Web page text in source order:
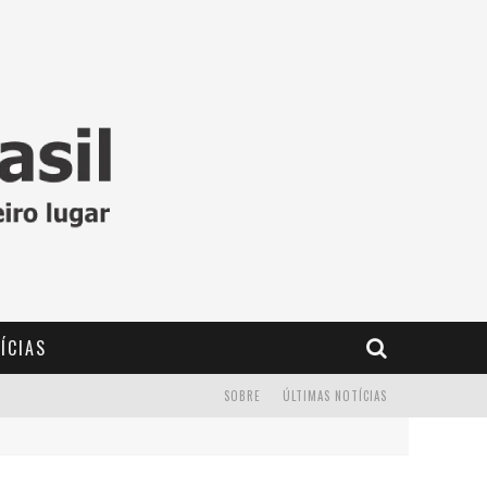
ÚLTIMAS NOTÍCIAS
SOBRE